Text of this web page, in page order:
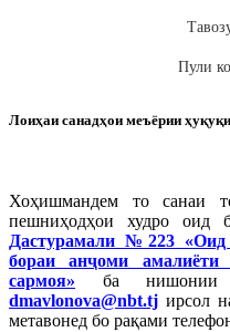
Пули
Лоиҳаи санадҳои меъёрии
Хоҳишмандем то санаи
пешниҳодҳои худро оид
Дастурамали №223 «Оид
бораи анҷоми амалиёти
сармоя» ба нишонии
dmavlonova@nbt.tj ирсол
метавонед бо рақами